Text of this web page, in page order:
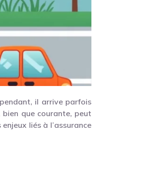
il arrive parfois
que courante, peut
liés à l’assurance